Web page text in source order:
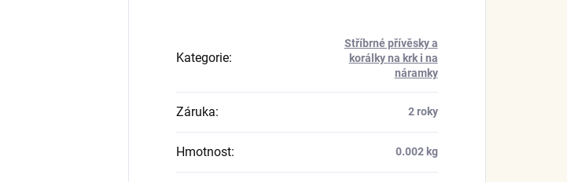
Kategorie:
Stříbrné přívěsky a
korálky na krk i na
náramky
Záruka: 2 roky
Hmotnost: 0.002 kg